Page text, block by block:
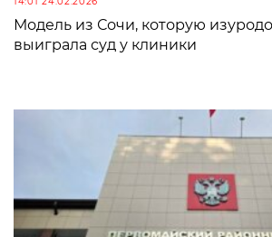
Модель из Сочи, которую
выиграла суд у клиники